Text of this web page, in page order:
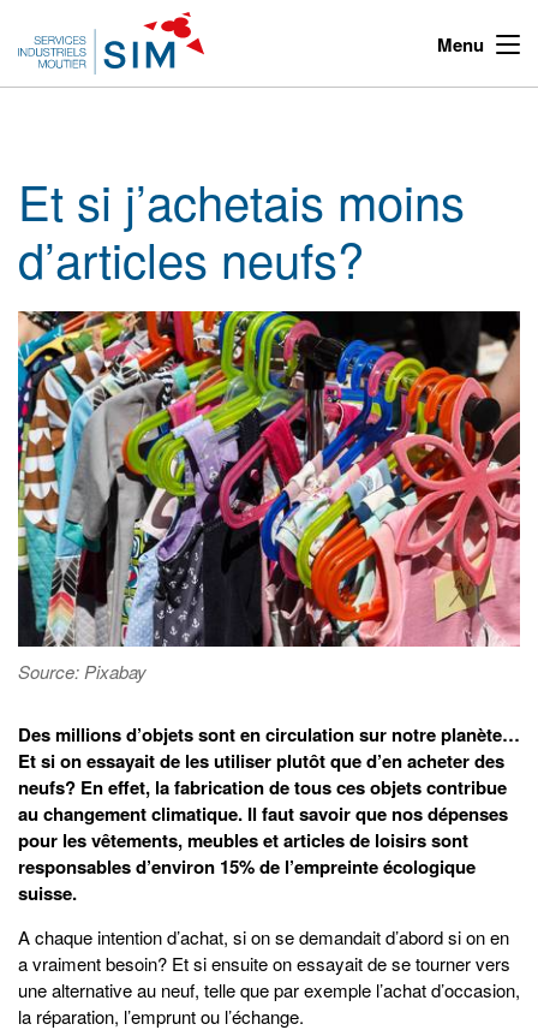
Menu
Et si j’achetais moins
d’articles neufs?
Source: Pixabay
Des millions d’objets sont en circulation sur notre planète…
Et si on essayait de les utiliser plutôt que d’en acheter des
neufs? En effet, la fabrication de tous ces objets contribue
au changement climatique. Il faut savoir que nos dépenses
pour les vêtements, meubles et articles de loisirs sont
responsables d’environ 15% de l’empreinte écologique
suisse.
A chaque intention d’achat, si on se demandait d’abord si on en
a vraiment besoin? Et si ensuite on essayait de se tourner vers
une alternative au neuf, telle que par exemple l’achat d’occasion,
la réparation, l’emprunt ou l’échange.